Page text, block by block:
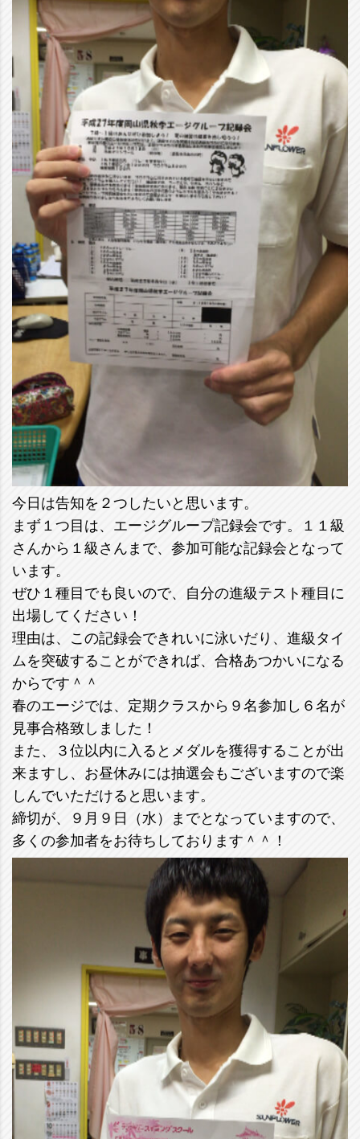
今日は告知を２つしたいと思います。
まず１つ目は、エージグループ記録会です。１１級
さんから１級さんまで、参加可能な記録会となって
います。
ぜひ１種目でも良いので、自分の進級テスト種目に
出場してください！
理由は、この記録会できれいに泳いだり、進級タイ
ムを突破することができれば、合格あつかいになる
からです＾＾
春のエージでは、定期クラスから９名参加し６名が
見事合格致しました！
また、３位以内に入るとメダルを獲得することが出
来ますし、お昼休みには抽選会もございますので楽
しんでいただけると思います。
締切が、９月９日（水）までとなっていますので、
多くの参加者をお待ちしております＾＾！